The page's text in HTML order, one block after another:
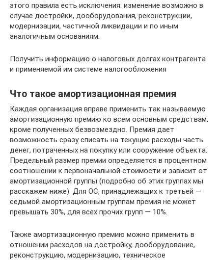
этого правила есть исключения: изменение возможно в
случае достройки, дооборудования, реконструкции,
модернизации, частичной ликвидации и по иным
аналогичным основаниям.
Получить информацию о налоговых долгах контрагента
и применяемой им системе налогообложения
Что такое амортизационная премия
Каждая организация вправе применить так называемую
амортизационную премию ко всем основным средствам,
кроме полученных безвозмездно. Премия дает
возможность сразу списать на текущие расходы часть
денег, потраченных на покупку или сооружение объекта.
Предельный размер премии определяется в процентном
соотношении к первоначальной стоимости и зависит от
амортизационной группы (подробно об этих группах мы
расскажем ниже). Для ОС, принадлежащих к третьей —
седьмой амортизационным группам премия не может
превышать 30%, для всех прочих групп — 10%.
Также амортизационную премию можно применить в
отношении расходов на достройку, дооборудование,
реконструкцию, модернизацию, техническое